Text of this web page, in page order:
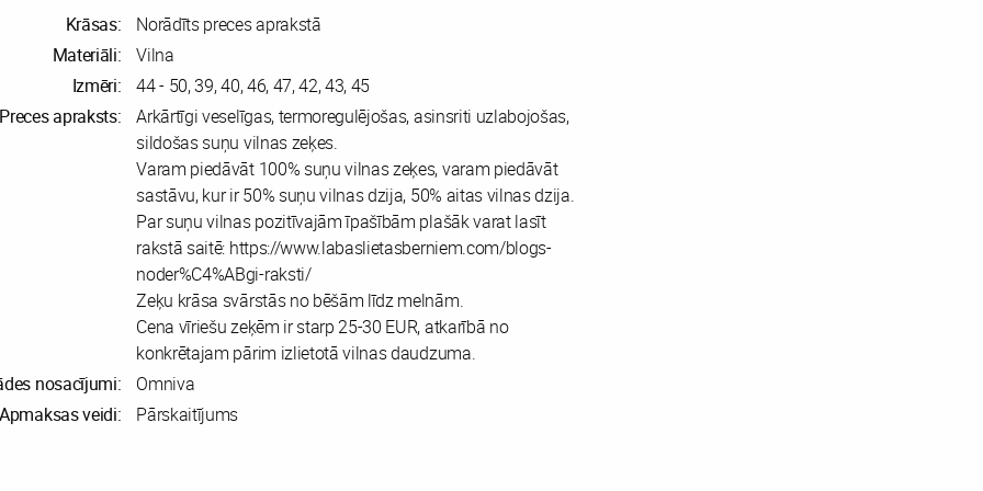
Krāsas:
Norādīts preces aprakstā
Materiāli:
Vilna
Izmēri:
44 - 50, 39, 40, 46, 47, 42, 43, 45
Preces apraksts:
Arkārtīgi veselīgas, termoregulējošas, asinsriti uzlabojošas,
sildošas suņu vilnas zeķes.
Varam piedāvāt 100% suņu vilnas zeķes, varam piedāvāt
sastāvu, kur ir 50% suņu vilnas dzija, 50% aitas vilnas dzija.
Par suņu vilnas pozitīvajām īpašībām plašāk varat lasīt
rakstā saitē: https://www.labaslietasberniem.com/blogs-
noder%C4%ABgi-raksti/
Zeķu krāsa svārstās no bēšām līdz melnām.
Cena vīriešu zeķēm ir starp 25-30 EUR, atkarībā no
konkrētajam pārim izlietotā vilnas daudzuma.
nosacījumi:
Omniva
Apmaksas veidi:
Pārskaitījums